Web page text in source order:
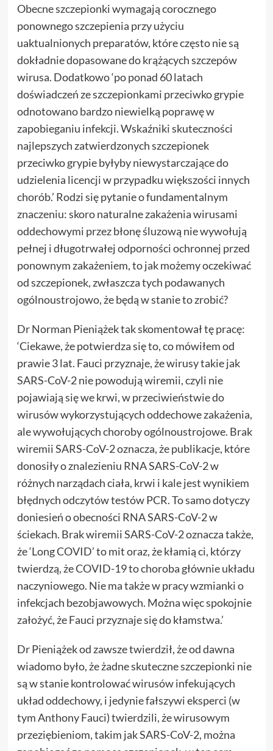
Obecne szczepionki wymagają corocznego
ponownego szczepienia przy użyciu
uaktualnionych preparatów, które często nie są
dokładnie dopasowane do krążących szczepów
wirusa. Dodatkowo ‘po ponad 60 latach
doświadczeń ze szczepionkami przeciwko grypie
odnotowano bardzo niewielką poprawę w
zapobieganiu infekcji. Wskaźniki skuteczności
najlepszych zatwierdzonych szczepionek
przeciwko grypie byłyby niewystarczające do
udzielenia licencji w przypadku większości innych
chorób.’ Rodzi się pytanie o fundamentalnym
znaczeniu: skoro naturalne zakażenia wirusami
oddechowymi przez błonę śluzową nie wywołują
pełnej i długotrwałej odporności ochronnej przed
ponownym zakażeniem, to jak możemy oczekiwać
od szczepionek, zwłaszcza tych podawanych
ogólnoustrojowo, że będą w stanie to zrobić?
Dr Norman Pieniążek tak skomentował tę pracę:
‘Ciekawe, że potwierdza się to, co mówiłem od
prawie 3 lat. Fauci przyznaje, że wirusy takie jak
SARS-CoV-2 nie powodują wiremii, czyli nie
pojawiają się we krwi, w przeciwieństwie do
wirusów wykorzystujących oddechowe zakażenia,
ale wywołujących choroby ogólnoustrojowe. Brak
wiremii SARS-CoV-2 oznacza, że ​​publikacje, które
donosiły o znalezieniu RNA SARS-CoV-2 w
różnych narządach ciała, krwi i kale jest wynikiem
błędnych odczytów testów PCR. To samo dotyczy
doniesień o obecności RNA SARS-CoV-2 w
ściekach. Brak wiremii SARS-CoV-2 oznacza także,
że ‘Long COVID’ to mit oraz, że ​​kłamią ci, którzy
twierdzą, że COVID-19 to choroba głównie układu
naczyniowego. Nie ma także w pracy wzmianki o
infekcjach bezobjawowych. Można więc spokojnie
założyć, że Fauci przyznaje się do kłamstwa.’
Dr Pieniążek od zawsze twierdził, że od dawna
wiadomo było, że żadne skuteczne szczepionki nie
są w stanie kontrolować wirusów infekujących
układ oddechowy, i jedynie fałszywi eksperci (w
tym Anthony Fauci) twierdzili, że wirusowym
przeziębieniom, takim jak SARS-CoV-2, można